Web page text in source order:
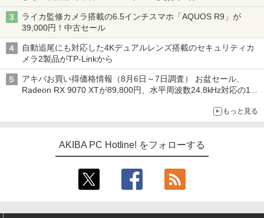
ライカ監修カメラ搭載の6.5インチスマホ「AQUOS R9」が
39,000円！中古セール
自動追尾にも対応した4Kデュアルレンズ搭載のセキュリティカ
メラ2製品がTP-Linkから
アキバお買い得価格情報（8月6日～7日調査） お盆セール、
Radeon RX 9070 XTが89,800円、水平周波数24.8kHz対応の17
もっと見る
AKIBA PC Hotline! をフォローする